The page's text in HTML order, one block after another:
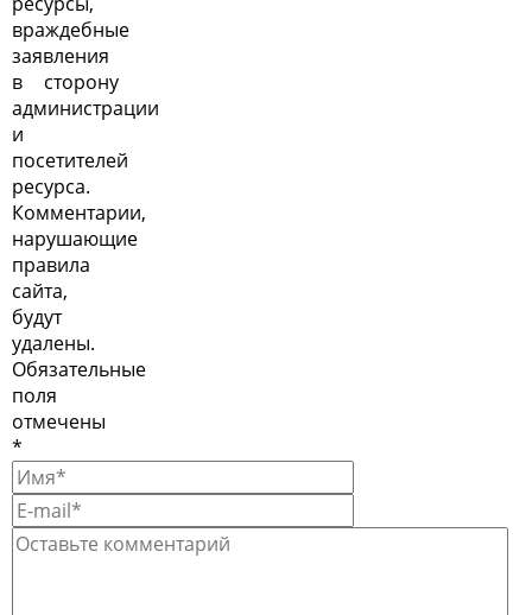
враждебные
заявления
в сторону
администрации
и
посетителей
ресурса.
Комментарии,
нарушающие
правила
сайта,
будут
удалены.
Обязательные
поля
отмечены
*